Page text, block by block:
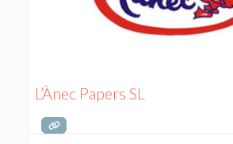
L’Ànec Papers SL